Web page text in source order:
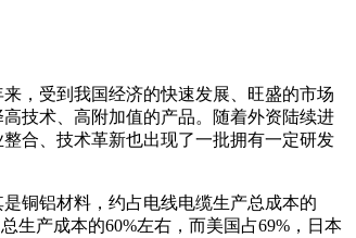
，受到我国经济的快速发展、旺盛的市场
技术、高附加值的产品。随着外资陆续进
合、技术革新也出现了一批拥有一定研发
铜铝材料，约占电线电缆生产总成本的
生产成本的60%左右，而美国占69%，日本